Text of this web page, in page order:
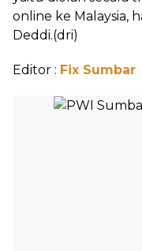
online ke Malaysia,
Deddi.(dri)
Editor : Fix Sumbar